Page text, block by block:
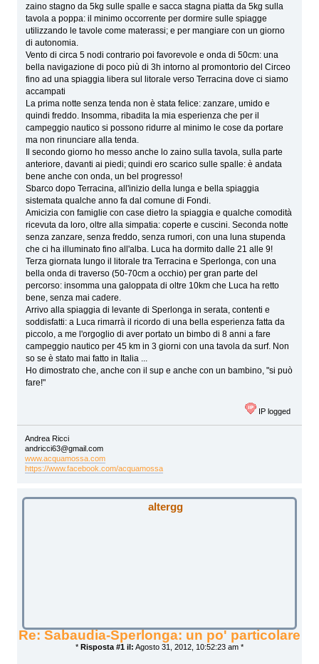
zaino stagno da 5kg sulle spalle e sacca stagna piatta da 5kg sulla
tavola a poppa: il minimo occorrente per dormire sulle spiagge
utilizzando le tavole come materassi; e per mangiare con un giorno
di autonomia.
Vento di circa 5 nodi contrario poi favorevole e onda di 50cm: una
bella navigazione di poco più di 3h intorno al promontorio del Circeo
fino ad una spiaggia libera sul litorale verso Terracina dove ci siamo
accampati
La prima notte senza tenda non è stata felice: zanzare, umido e
quindi freddo. Insomma, ribadita la mia esperienza che per il
campeggio nautico si possono ridurre al minimo le cose da portare
ma non rinunciare alla tenda.
Il secondo giorno ho messo anche lo zaino sulla tavola, sulla parte
anteriore, davanti ai piedi; quindi ero scarico sulle spalle: è andata
bene anche con onda, un bel progresso!
Sbarco dopo Terracina, all'inizio della lunga e bella spiaggia
sistemata qualche anno fa dal comune di Fondi.
Amicizia con famiglie con case dietro la spiaggia e qualche comodità
ricevuta da loro, oltre alla simpatia: coperte e cuscini. Seconda notte
senza zanzare, senza freddo, senza rumori, con una luna stupenda
che ci ha illuminato fino all'alba. Luca ha dormito dalle 21 alle 9!
Terza giornata lungo il litorale tra Terracina e Sperlonga, con una
bella onda di traverso (50-70cm a occhio) per gran parte del
percorso: insomma una galoppata di oltre 10km che Luca ha retto
bene, senza mai cadere.
Arrivo alla spiaggia di levante di Sperlonga in serata, contenti e
soddisfatti: a Luca rimarrà il ricordo di una bella esperienza fatta da
piccolo, a me l'orgoglio di aver portato un bimbo di 8 anni a fare
campeggio nautico per 45 km in 3 giorni con una tavola da surf. Non
so se è stato mai fatto in Italia ...
Ho dimostrato che, anche con il sup e anche con un bambino, "si può
fare!"
IP logged
Andrea Ricci
andricci63@gmail.com
www.acquamossa.com
https://www.facebook.com/acquamossa
altergg
Re: Sabaudia-Sperlonga: un po' particolare
* Risposta #1 il: Agosto 31, 2012, 10:52:23 am *